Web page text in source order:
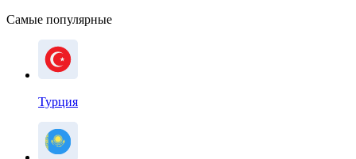
Самые популярные
Турция